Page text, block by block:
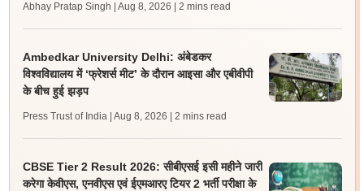
Abhay Pratap Singh | Aug 8, 2026 | 2 mins read
Ambedkar University Delhi: अंबेडकर
विश्वविद्यालय में ‘फ्रेशर्स मीट’ के दौरान आइसा और एबीवीपी
के बीच हुई झड़प
Press Trust of India | Aug 8, 2026 | 2 mins read
CBSE Tier 2 Result 2026: सीबीएसई इसी महीने जारी
करेगा केवीएस, एनवीएस एवं ईएमआरए टियर 2 भर्ती परीक्षा के